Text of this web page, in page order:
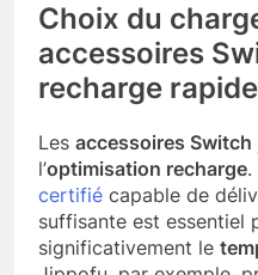
Choix du
accessoires
recharge
Les accessoires Switch
l’optimisation recharge.
certifié capable de
suffisante est essentiel
significativement le